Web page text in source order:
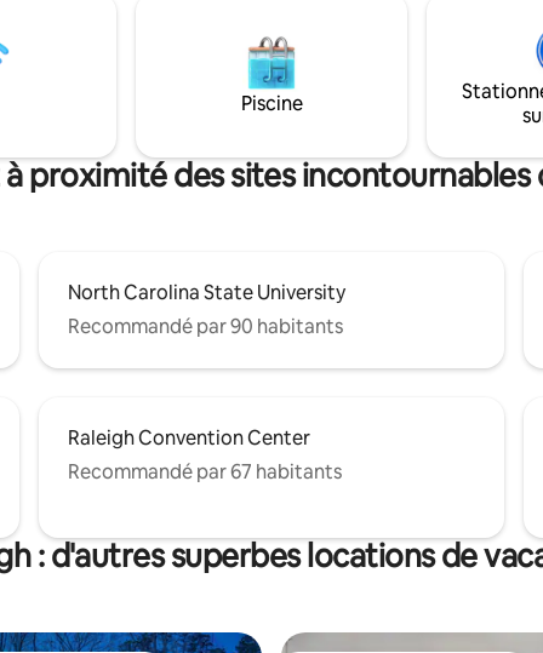
des étagères
pour toutes vos
situé pour que vous puissiez
ou simplement vous
votre balcon couvert.
d'une literie douce et luxueuse
propre télévision. À l'extérieur, une
grande cour clôturée et une
spacieuse offrent l'endroit
détendre et laisser vos bébés à
réserver. Animaux acceptés
des frais.
Piscine
à proximité des sites incontournables
North Carolina State University
Recommandé par 90 habitants
Raleigh Convention Center
Recommandé par 67 habitants
: d'autres superbes locations de